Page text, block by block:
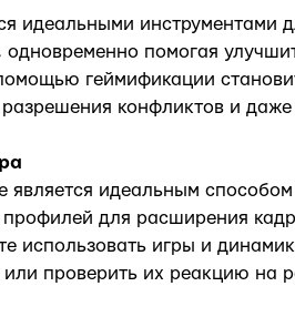
идеальными инструментами
одновременно помогая
геймификации
конфликтов и даже
является идеальным
для расширения
использовать игры и
проверить их реакцию на